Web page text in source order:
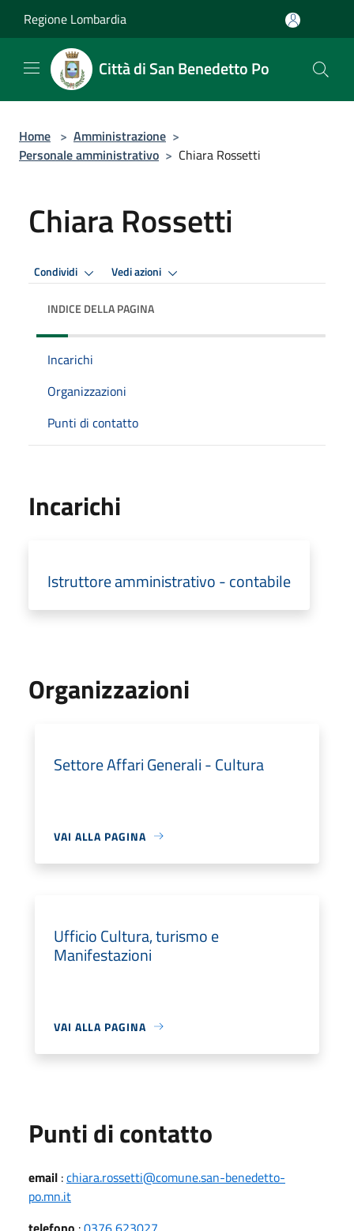
Regione Lombardia
Città di San Benedetto Po
Home > Amministrazione >
Personale amministrativo > Chiara Rossetti
Chiara Rossetti
Condividi Vedi azioni
INDICE DELLA PAGINA
Incarichi
Organizzazioni
Punti di contatto
Incarichi
Istruttore amministrativo - contabile
Organizzazioni
Settore Affari Generali - Cultura
VAI ALLA PAGINA
Ufficio Cultura, turismo e
Manifestazioni
VAI ALLA PAGINA
Punti di contatto
email :chiara.rossetti@comune.san-benedetto-
po.mn.it